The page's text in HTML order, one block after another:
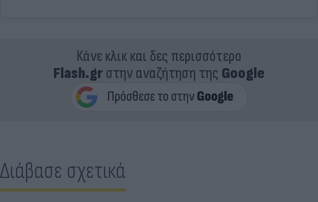
Κάνε κλικ και δες περισσότερο
Flash.grστην αναζήτηση της Google
Διάβασε σχετικά